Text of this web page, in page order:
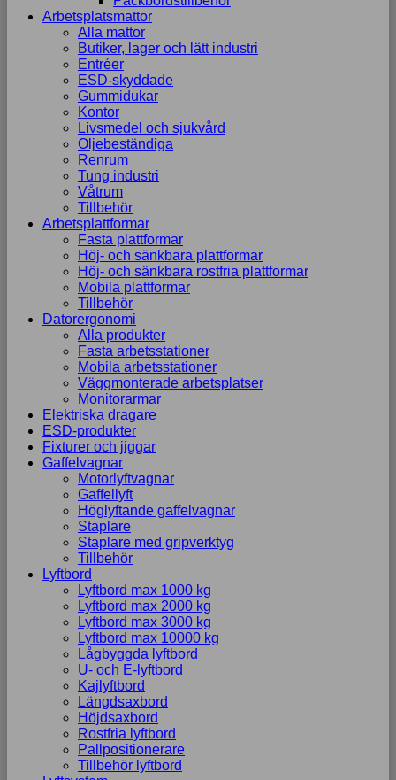
Arbetsplatsmattor
Alla mattor
Butiker, lager och lätt industri
Entréer
ESD-skyddade
Gummidukar
Kontor
Livsmedel och sjukvård
Oljebeständiga
Renrum
Tung industri
Våtrum
Tillbehör
Arbetsplattformar
Fasta plattformar
Höj- och sänkbara plattformar
Höj- och sänkbara rostfria plattformar
Mobila plattformar
Tillbehör
Datorergonomi
Alla produkter
Fasta arbetsstationer
Mobila arbetsstationer
Väggmonterade arbetsplatser
Monitorarmar
Elektriska dragare
ESD-produkter
Fixturer och jiggar
Gaffelvagnar
Motorlyftvagnar
Gaffellyft
Höglyftande gaffelvagnar
Staplare
Staplare med gripverktyg
Tillbehör
Lyftbord
Lyftbord max 1000 kg
Lyftbord max 2000 kg
Lyftbord max 3000 kg
Lyftbord max 10000 kg
Lågbyggda lyftbord
U- och E-lyftbord
Kajlyftbord
Längdsaxbord
Höjdsaxbord
Rostfria lyftbord
Pallpositionerare
Tillbehör lyftbord